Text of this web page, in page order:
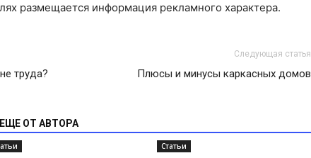
размещается информация рекламного характера.
труда?
Следующая статья
Плюсы и минусы каркасных домов
ЕЩЕ ОТ АВТОРА
Статьи